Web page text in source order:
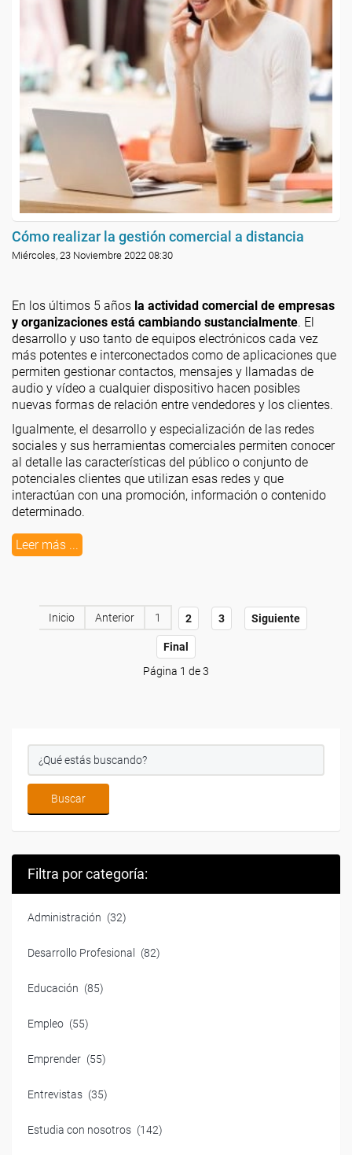
Cómo realizar la gestión comercial a distancia
Miércoles, 23 Noviembre 2022 08:30
En los últimos 5 años la actividad comercial de empresas
y organizaciones está cambiando sustancialmente. El
desarrollo y uso tanto de equipos electrónicos cada vez
más potentes e interconectados como de aplicaciones que
permiten gestionar contactos, mensajes y llamadas de
audio y vídeo a cualquier dispositivo hacen posibles
nuevas formas de relación entre vendedores y los clientes.
Igualmente, el desarrollo y especialización de las redes
sociales y sus herramientas comerciales permiten conocer
al detalle las características del público o conjunto de
potenciales clientes que utilizan esas redes y que
interactúan con una promoción, información o contenido
determinado.
Leer más ...
Inicio Anterior 1 2 3 Siguiente
Final
Página 1 de 3
Filtra por categoría:
Administración (32)
Desarrollo Profesional (82)
Educación (85)
Empleo (55)
Emprender (55)
Entrevistas (35)
Estudia con nosotros (142)